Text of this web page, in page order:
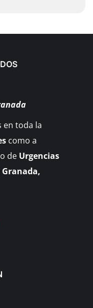
en toda la
como a
de Urgencias
Granada,